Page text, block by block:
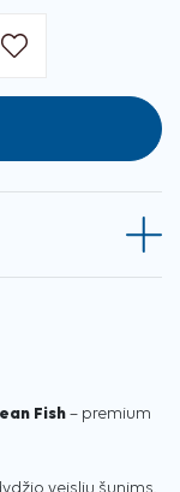
Fish – premium